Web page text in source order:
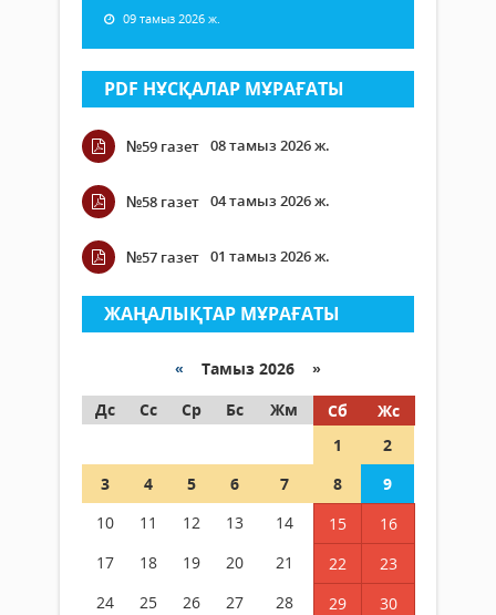
09 тамыз 2026 ж.
PDF НҰСҚАЛАР МҰРАҒАТЫ
№59 газет 08 тамыз 2026 ж.
№58 газет 04 тамыз 2026 ж.
№57 газет 01 тамыз 2026 ж.
ЖАҢАЛЫҚТАР МҰРАҒАТЫ
« Тамыз 2026 »
Дс
Сс Ср Бс Жм Сб
Жс
1
2
3
4 5 6 7 8
9
10
11 12 13 14 15
16
17
18 19 20 21 22
23
24
25 26 27 28 29
30